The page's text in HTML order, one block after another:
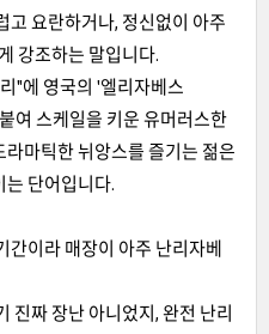
고 요란하거나, 정신없이 아주
강조하는 말입니다.
"에 영국의 '엘리자베스
여 스케일을 키운 유머러스한
마틱한 뉘앙스를 즐기는 젊은
는 단어입니다.
간이라 매장이 아주 난리자베
진짜 장난 아니었지, 완전 난리